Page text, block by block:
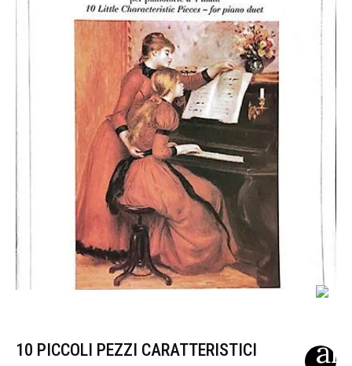
10 PICCOLI PEZZI CARATTERISTICI